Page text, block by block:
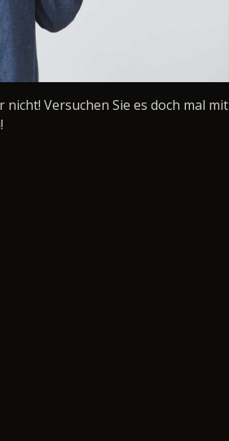
Versuchen Sie es doch mal mit